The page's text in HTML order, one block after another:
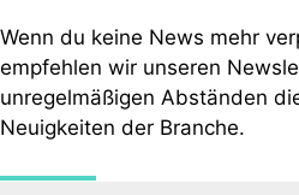
Wenn du keine News mehr
empfehlen wir unseren
unregelmäßigen Abständen
Neuigkeiten der Branche.